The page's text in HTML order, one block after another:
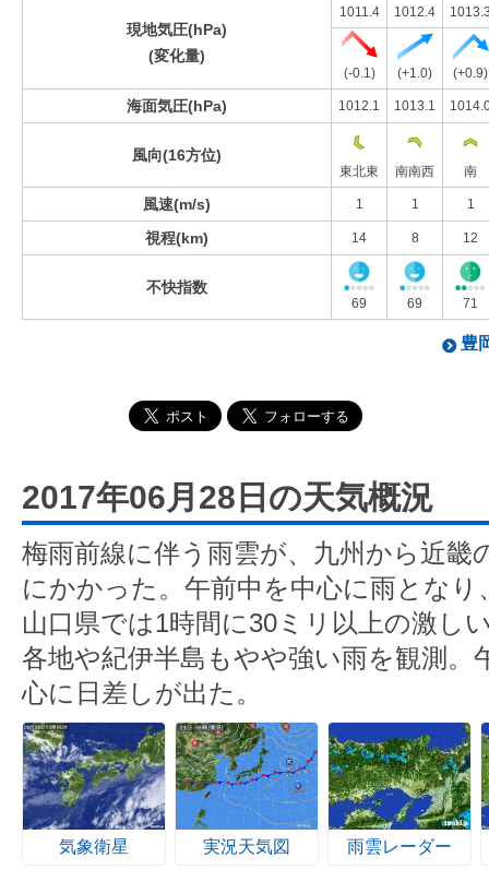
現地気圧(hPa)
(変化量)
1011.4 1012.4
(-0.1) (+1.0) (+0.9)
海面気圧(hPa) 1012.1 1013.1
風向(16方位)
東北東 南南西 南
風速(m/s) 1 1 1
視程(km) 14 8 12
不快指数
69 69 71
豊
2017年06月28日の天気概況
梅雨前線に伴う雨雲が、九州から近畿
にかかった。午前中を中心に雨となり
山口県では1時間に30ミリ以上の激し
各地や紀伊半島もやや強い雨を観測。
心に日差しが出た。
気象衛星 実況天気図 雨雲レーダー